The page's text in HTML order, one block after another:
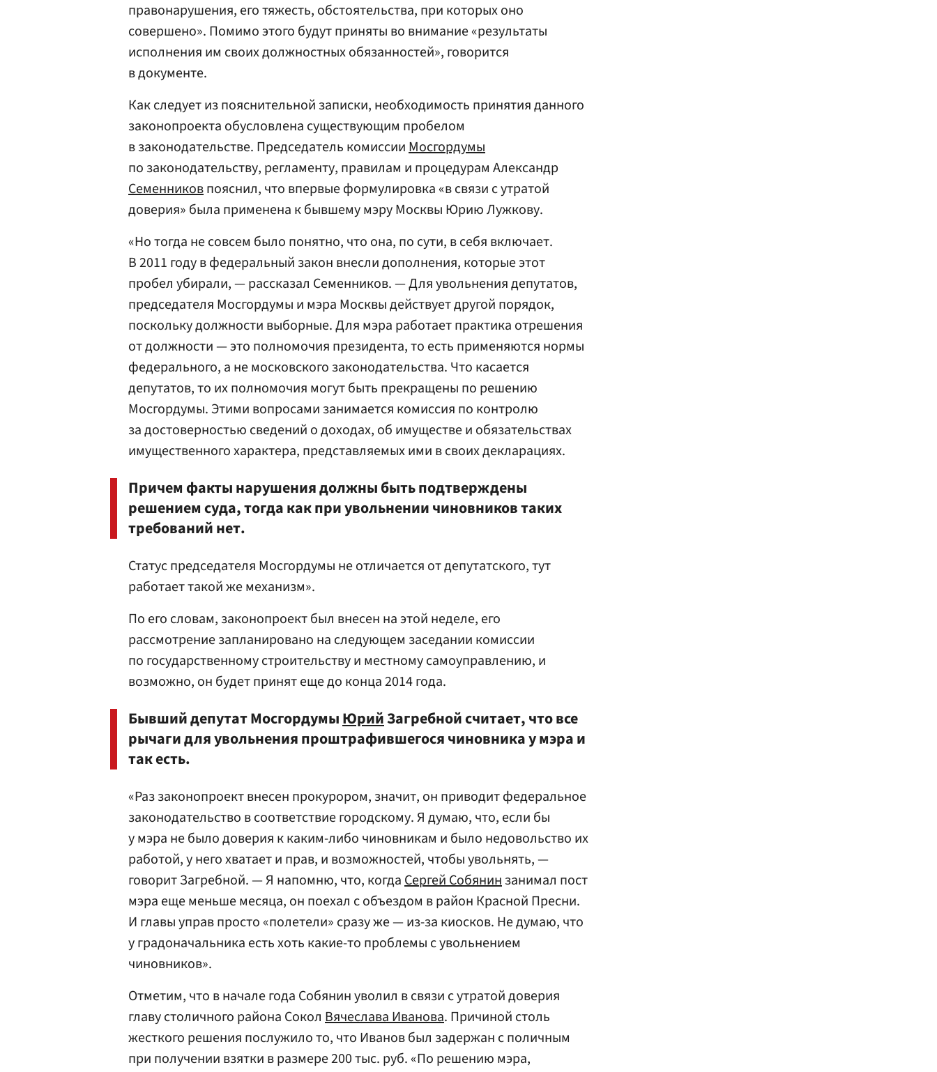
правонарушения, его тяжесть, обстоятельства, при которых оно
совершено». Помимо этого будут приняты во внимание «результаты
исполнения им своих должностных обязанностей», говорится
в документе.
Как следует из пояснительной записки, необходимость принятия данного
законопроекта обусловлена существующим пробелом
в законодательстве. Председатель комиссииМосгордумы
по законодательству, регламенту, правилам и процедурам Александр
Семенниковпояснил, что впервые формулировка «в связи с утратой
доверия» была применена к бывшему мэру Москвы Юрию Лужкову.
«Но тогда не совсем было понятно, что она, по сути, в себя включает.
В 2011 году в федеральный закон внесли дополнения, которые этот
пробел убирали, — рассказал Семенников. — Для увольнения депутатов,
председателя Мосгордумы и мэра Москвы действует другой порядок,
поскольку должности выборные. Для мэра работает практика отрешения
от должности — это полномочия президента, то есть применяются нормы
федерального, а не московского законодательства. Что касается
депутатов, то их полномочия могут быть прекращены по решению
Мосгордумы. Этими вопросами занимается комиссия по контролю
за достоверностью сведений о доходах, об имуществе и обязательствах
имущественного характера, представляемых ими в своих декларациях.
Причем факты нарушения должны быть подтверждены
решением суда, тогда как при увольнении чиновников таких
требований нет.
Статус председателя Мосгордумы не отличается от депутатского, тут
работает такой же механизм».
По его словам, законопроект был внесен на этой неделе, его
рассмотрение запланировано на следующем заседании комиссии
по государственному строительству и местному самоуправлению, и
возможно, он будет принят еще до конца 2014 года.
Бывший депутат МосгордумыЮрийЗагребной считает, что все
рычаги для увольнения проштрафившегося чиновника у мэра и
так есть.
«Раз законопроект внесен прокурором, значит, он приводит федеральное
законодательство в соответствие городскому. Я думаю, что, если бы
у мэра не было доверия к каким-либо чиновникам и было недовольство их
работой, у него хватает и прав, и возможностей, чтобы увольнять, —
говорит Загребной. — Я напомню, что, когдаСергей Собянинзанимал пост
мэра еще меньше месяца, он поехал с объездом в район Красной Пресни.
И главы управ просто «полетели» сразу же — из-за киосков. Не думаю, что
у градоначальника есть хоть какие-то проблемы с увольнением
чиновников».
Отметим, что в начале года Собянин уволил в связи с утратой доверия
главу столичного района Сокол Вячеслава Иванова. Причиной столь
жесткого решения послужило то, что Иванов был задержан с поличным
при получении взятки в размере 200 тыс. руб. «По решению мэра,